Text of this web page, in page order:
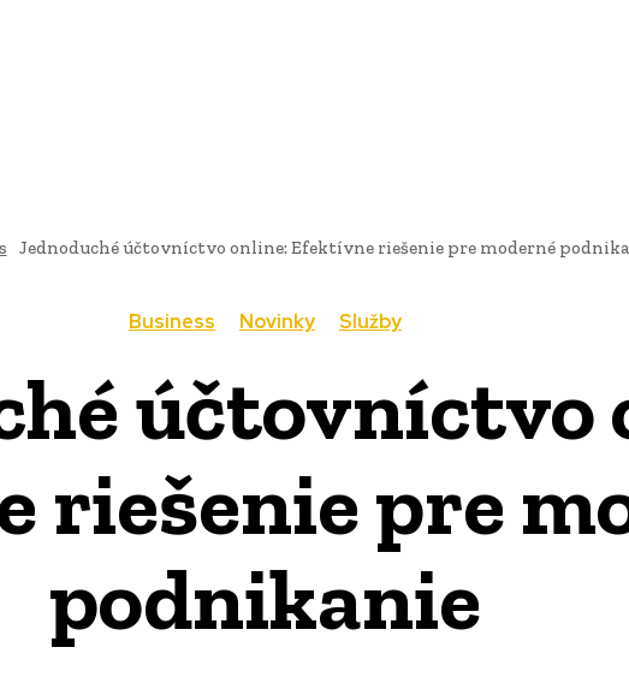
Jednoduché účtovníctvo online: Efektívne riešenie pre moderné
Business Novinky Služby
účtovníctvo
riešenie pre
podnikanie